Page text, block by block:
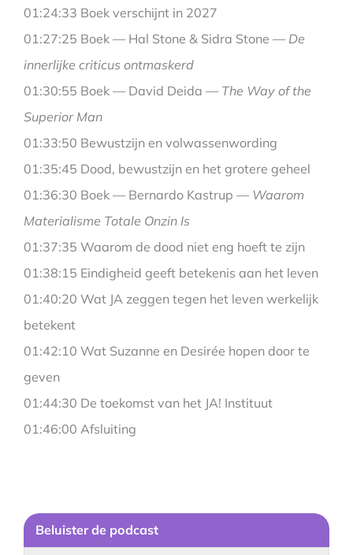
01:24:33 Boek verschijnt in 2027
01:27:25 Boek — Hal Stone & Sidra Stone — De
innerlijke criticus ontmaskerd
01:30:55 Boek — David Deida — The Way of the
Superior Man
01:33:50 Bewustzijn en volwassenwording
01:35:45 Dood, bewustzijn en het grotere geheel
01:36:30 Boek — Bernardo Kastrup — Waarom
Materialisme Totale Onzin Is
01:37:35 Waarom de dood niet eng hoeft te zijn
01:38:15 Eindigheid geeft betekenis aan het leven
01:40:20 Wat JA zeggen tegen het leven werkelijk
betekent
01:42:10 Wat Suzanne en Desirée hopen door te
geven
01:44:30 De toekomst van het JA! Instituut
01:46:00 Afsluiting
Beluister de podcast